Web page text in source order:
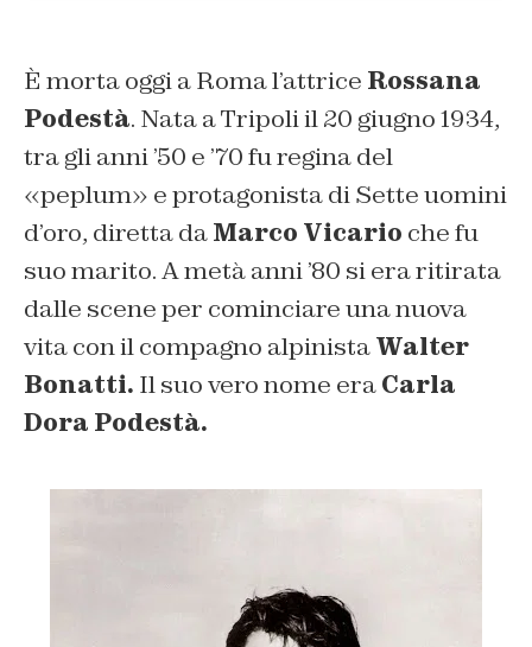
È morta oggi a Roma l’attrice Rossana
Podestà. Nata a Tripoli il 20 giugno 1934,
tra gli anni ’50 e ’70 fu regina del
«peplum» e protagonista di Sette uomini
d’oro, diretta daMarco Vicario che fu
suo marito. A metà anni ’80 si era ritirata
dalle scene per cominciare una nuova
vita con il compagno alpinistaWalter
Bonatti. Il suo vero nome eraCarla
Dora Podestà.